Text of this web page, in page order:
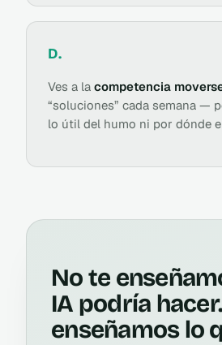
D.
Ves a la competencia
“soluciones” cada semana —
lo útil del humo ni por dónde
No te
IA podría
enseñamos lo